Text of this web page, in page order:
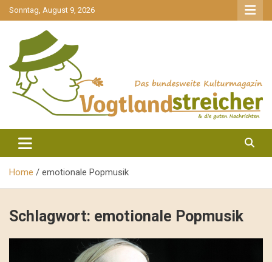
gehe
zum
Sonntag, August 9, 2026
Vogtlandstreicher
Home emotionale Popmusik
Schlagwort: emotionale Popmusik